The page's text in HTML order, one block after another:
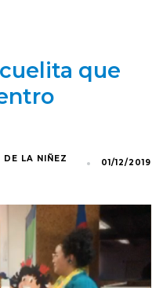
que
DE LA NIÑEZ
01/12/2019